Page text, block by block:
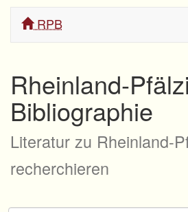
RPB
Rheinland-
Bibliographie
Literatur zu Rheinland-
recherchieren